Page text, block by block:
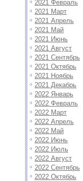
2021 Февраль
2021 Март
2021 Апрель
2021 Май
2021 Июнь
2021 Август
2021 Сентябрь
2021 Октябрь
2021 Ноябрь
2021 Декабрь
2022 Январь
2022 Февраль
2022 Март
2022 Апрель
2022 Май
2022 Июнь
2022 Июль
2022 Август
2022 Сентябрь
2022 Октябрь